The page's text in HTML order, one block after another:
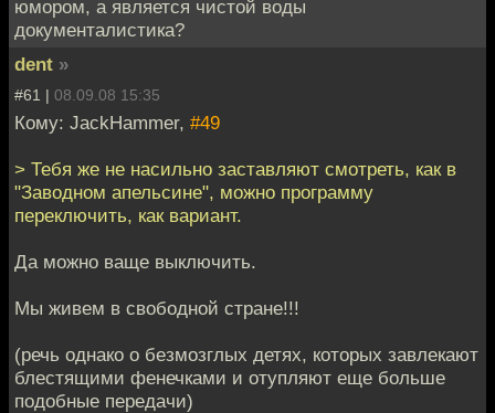
юмором, а является чистой воды
документалистика?
dent »
#61 | 08.09.08 15:35
Кому: JackHammer, #49
> Тебя же не насильно заставляют смотреть, как в
"Заводном апельсине", можно программу
переключить, как вариант.
Да можно ваще выключить.
Мы живем в свободной стране!!!
(речь однако о безмозглых детях, которых завлекают
блестящими фенечками и отупляют еще больше
подобные передачи)